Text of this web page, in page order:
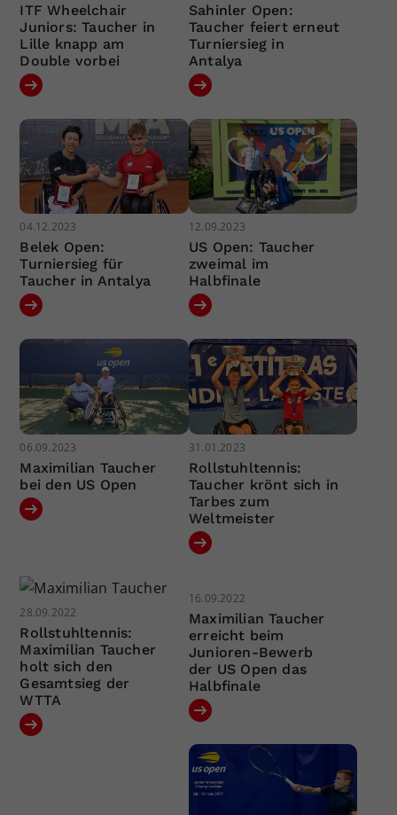
ITF Wheelchair
Juniors: Taucher in
Lille knapp am
Double vorbei
Sahinler Open:
Taucher feiert erneut
Turniersieg in
Antalya
04.12.2023
Belek Open:
Turniersieg für
Taucher in Antalya
12.09.2023
US Open: Taucher
zweimal im
Halbfinale
06.09.2023
Maximilian Taucher
bei den US Open
31.01.2023
Rollstuhltennis:
Taucher krönt sich in
Tarbes zum
Weltmeister
28.09.2022
Rollstuhltennis:
Maximilian Taucher
holt sich den
Gesamtsieg der
WTTA
16.09.2022
Maximilian Taucher
erreicht beim
Junioren-Bewerb
der US Open das
Halbfinale